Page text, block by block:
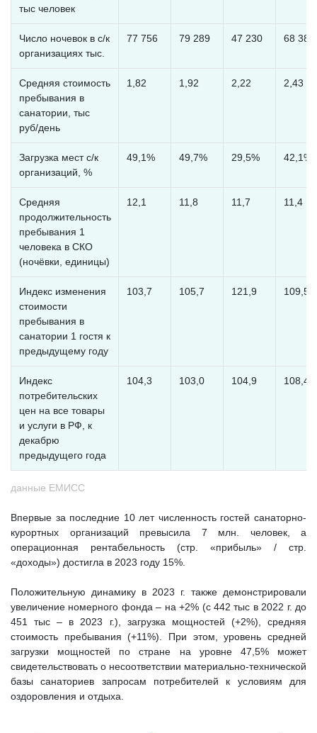
тыс человек
Число ночевок в с/к
организациях тыс.
77 756 79 289 47 230 68 381
Средняя стоимость
пребывания в
санатории, тыс
руб/день
1,82 1,92 2,22 2,43
Загрузка мест с/к
организаций, %
49,1% 49,7% 29,5% 42,1%
Средняя
продолжительность
пребывания 1
человека в СКО
(ночёвки, единицы)
12,1 11,8 11,7 11,4
Индекс изменения
стоимости
пребывания в
санатории 1 гостя к
предыдущему году
103,7 105,7 121,9 109,5
Индекс
потребительских
цен на все товары
и услуги в РФ, к
декабрю
предыдущего года
104,3 103,0 104,9 108,4
данные ЕМИСС
Впервые за последние 10 лет численность гостей санаторно-
курортных организаций превысила 7 млн. человек, а
операционная рентабельность (стр. «прибыль» / стр.
«доходы») достигла в 2023 году 15%.
Положительную динамику в 2023 г. также демонстрировали
увеличение номерного фонда – на +2% (с 442 тыс в 2022 г. до
451 тыс – в 2023 г.), загрузка мощностей (+2%), средняя
стоимость пребывания (+11%). При этом, уровень средней
загрузки мощностей по стране на уровне 47,5% может
свидетельствовать о несоответствии материально-технической
базы санаториев запросам потребителей к условиям для
оздоровления и отдыха.